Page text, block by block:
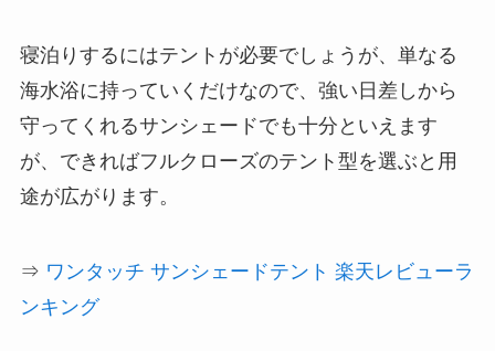
寝泊りするにはテントが必要でしょうが、単なる
海水浴に持っていくだけなので、 強い日差しから
守ってくれるサンシェードでも十分 といえます
が、できればフルクローズのテント型を選ぶと用
途が広がります。
⇒ ワンタッチ サンシェードテント 楽天レビューラ
ンキング